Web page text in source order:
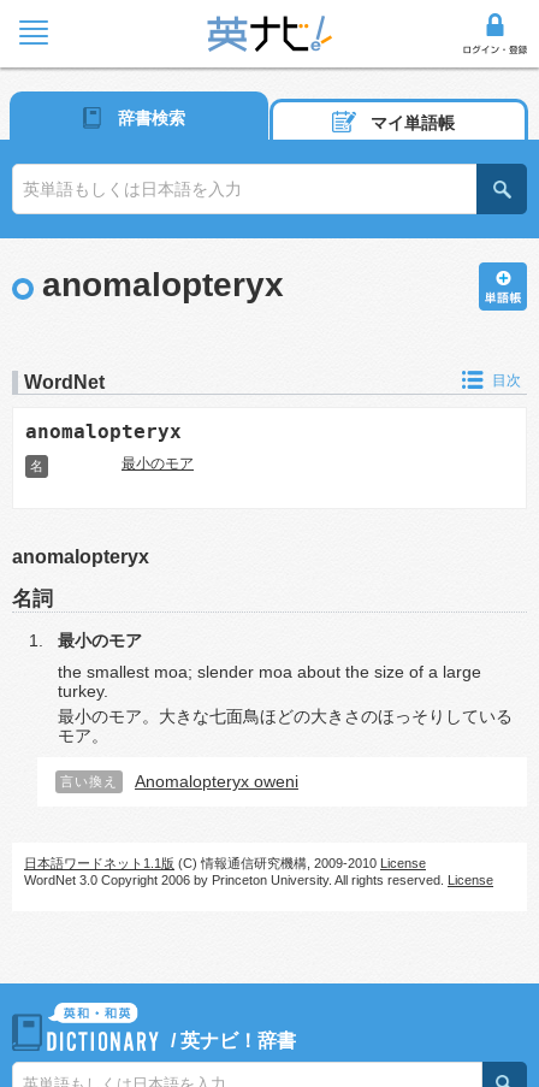
辞書検索 マイ単語帳
anomalopteryx
WordNet 目次
anomalopteryx
名 最小のモア
anomalopteryx
名詞
最小のモア
the smallest moa; slender moa about the size of a large
turkey.
最小のモア。大きな七面鳥ほどの大きさのほっそりしている
モア。
言い換え Anomalopteryx oweni
日本語ワードネット1.1版 (C) 情報通信研究機構, 2009-2010 License
WordNet 3.0 Copyright 2006 by Princeton University. All rights reserved. License
/英ナビ！辞書